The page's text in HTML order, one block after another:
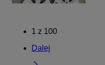
1 z 100
Dalej